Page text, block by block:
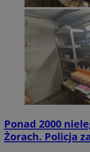
Ponad 2000
Żorach. Policja